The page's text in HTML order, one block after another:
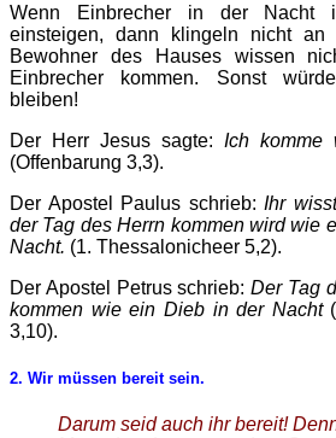
Wenn Einbrecher in der Nacht
einsteigen, dann klingeln nicht
Bewohner des Hauses wissen
Einbrecher kommen. Sonst
bleiben!
Der Herr Jesus sagte: Ich komme
(Offenbarung 3,3).
Der Apostel Paulus schrieb:Ihr
der Tag des Herrn kommen wird wie
Nacht. (1. Thessalonicheer 5,2).
Der Apostel Petrus schrieb: Der Tag
kommen wie ein Dieb in der Nacht
3,10).
2. Wir müssen bereit sein.
Darum seid auch ihr bereit!